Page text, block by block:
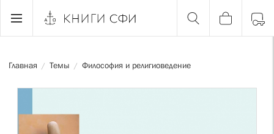
Главная / Темы / Философия и религиоведение